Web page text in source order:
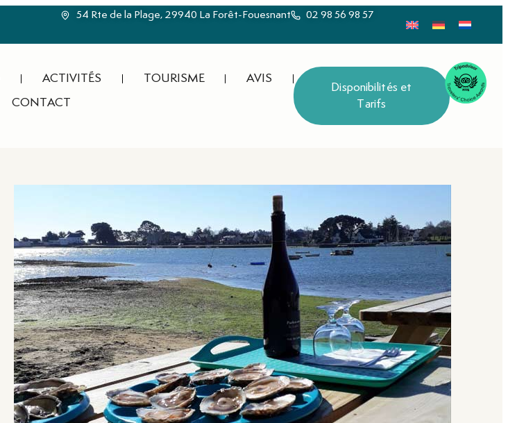
54 Rte de la Plage, 29940 La Forêt-Fouesnant 02 98 56 98 57
ACTIVITÉS TOURISME
AVIS
CONTACT
Disponibilités et
Tarifs